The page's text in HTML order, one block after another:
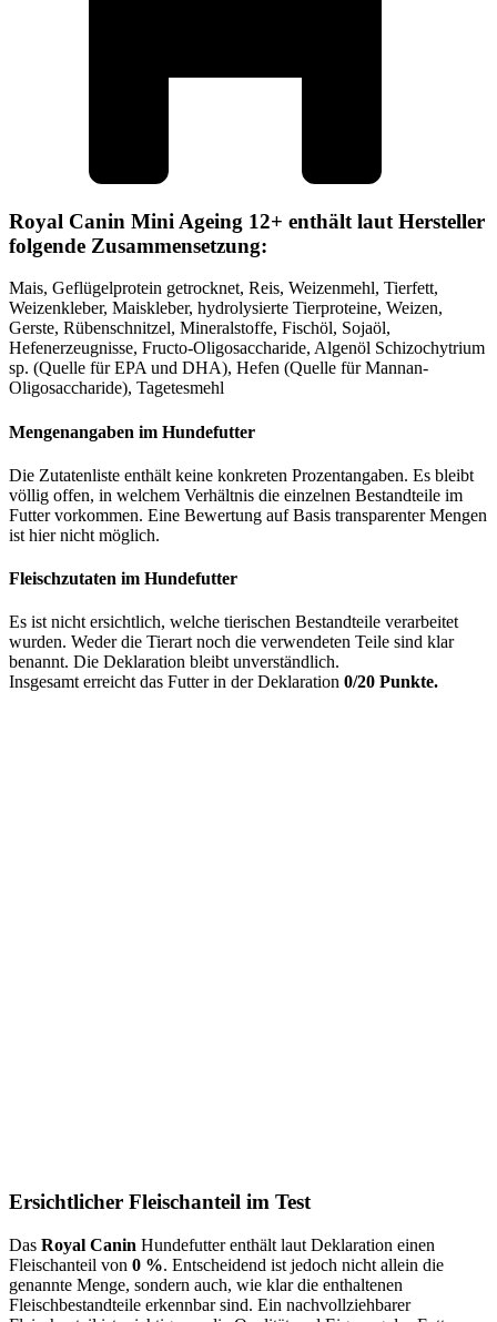
Royal Canin Mini Ageing 12+ enthält laut Hersteller
folgende Zusammensetzung:
Mais, Geflügelprotein getrocknet, Reis, Weizenmehl, Tierfett,
Weizenkleber, Maiskleber, hydrolysierte Tierproteine, Weizen,
Gerste, Rübenschnitzel, Mineralstoffe, Fischöl, Sojaöl,
Hefenerzeugnisse, Fructo-Oligosaccharide, Algenöl Schizochytrium
sp. (Quelle für EPA und DHA), Hefen (Quelle für Mannan-
Oligosaccharide), Tagetesmehl
Mengenangaben im Hundefutter
Die Zutatenliste enthält keine konkreten Prozentangaben. Es bleibt
völlig offen, in welchem Verhältnis die einzelnen Bestandteile im
Futter vorkommen. Eine Bewertung auf Basis transparenter Mengen
ist hier nicht möglich.
Fleischzutaten im Hundefutter
Es ist nicht ersichtlich, welche tierischen Bestandteile verarbeitet
wurden. Weder die Tierart noch die verwendeten Teile sind klar
benannt. Die Deklaration bleibt unverständlich.
Insgesamt erreicht das Futter in der Deklaration 0/20 Punkte.
Ersichtlicher Fleischanteil im Test
Das Royal Canin Hundefutter enthält laut Deklaration einen
Fleischanteil von 0 %. Entscheidend ist jedoch nicht allein die
genannte Menge, sondern auch, wie klar die enthaltenen
Fleischbestandteile erkennbar sind. Ein nachvollziehbarer